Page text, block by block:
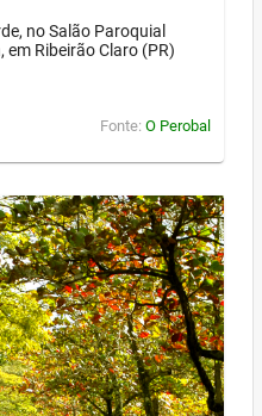
no Salão Paroquial
em Ribeirão Claro (PR)
Fonte: O Perobal